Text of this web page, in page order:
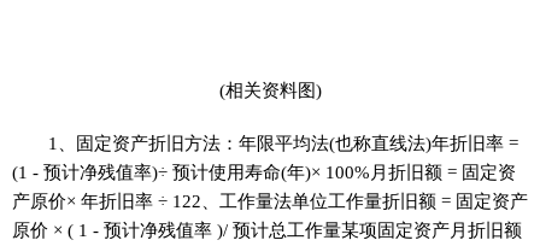
(相关资料图)
1、固定资产折旧方法：年限平均法(也称直线法)年折旧率 =
(1 - 预计净残值率)÷ 预计使用寿命(年)× 100%月折旧额 = 固定资
产原价× 年折旧率 ÷ 122、工作量法单位工作量折旧额 = 固定资产
原价 × ( 1 - 预计净残值率 )/ 预计总工作量某项固定资产月折旧额